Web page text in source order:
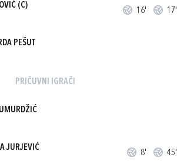
(C)
16' 17'
PEŠUT
PRIČUVNI IGRAČI
JURJEVIĆ
8' 45'